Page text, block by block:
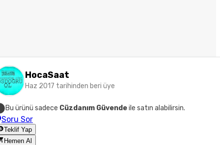
HocaSaat
Haz 2017 tarihinden beri üye
Bu ürünü sadece Cüzdanım Güvendeile satın alabilirsin.
Soru Sor
Teklif Yap
Hemen Al